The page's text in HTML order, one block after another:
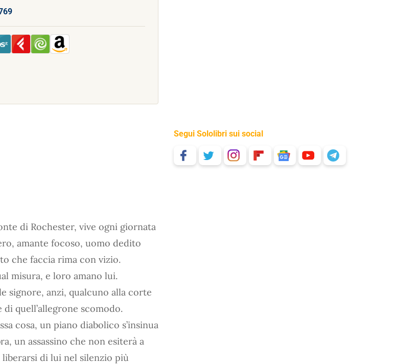
di Rochester, vive ogni giornata
amante focoso, uomo dedito
che faccia rima con vizio.
misura, e loro amano lui.
signore, anzi, qualcuno alla corte
quell’allegrone scomodo.
cosa, un piano diabolico s’insinua
un assassino che non esiterà a
di lui nel silenzio più
Segui Sololibri sui social